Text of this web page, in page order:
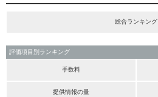
総合ランキング
評価項目別ランキング
手数料
提供情報の量